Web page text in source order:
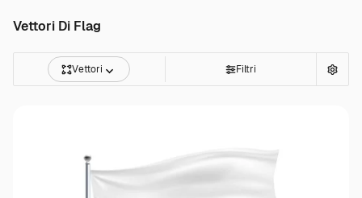
Vettori Di Flag
Vettori Filtri